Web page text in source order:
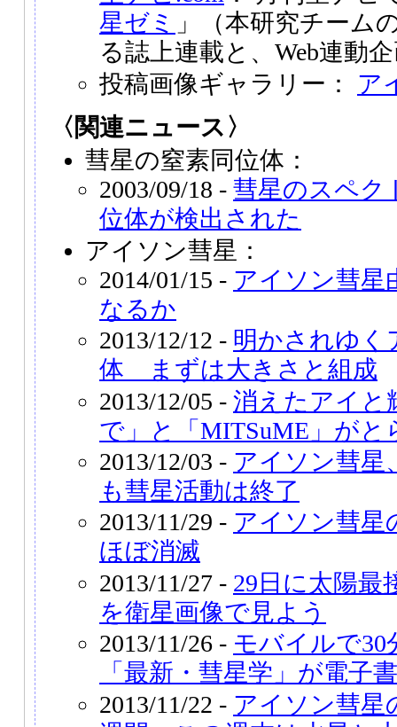
星ゼミ
」（本研究チーム
る誌上連載と、Web連動
投稿画像ギャラリー： ア
〈関連ニュース〉
彗星の窒素同位体：
2003/09/18 - 彗星のスペク
位体が検出された
アイソン彗星：
2014/01/15 - アイソン彗星
なるか
2013/12/12 - 明かされゆく
体 まずは大きさと組成
2013/12/05 - 消えたアイ
で」と「MITSuME」がと
2013/12/03 - アイソン彗星
も彗星活動は終了
2013/11/29 - アイソン彗星
ほぼ消滅
2013/11/27 - 29日に太陽
を衛星画像で見よう
2013/11/26 - モバイルで
「最新・彗星学」が電子
2013/11/22 - アイソン彗星